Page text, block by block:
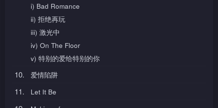
i) Bad Romance
ii) 拒绝再玩
iii) 激光中
iv) On The Floor
v) 特别的爱给特别的你
10. 爱情陷阱
11. Let It Be